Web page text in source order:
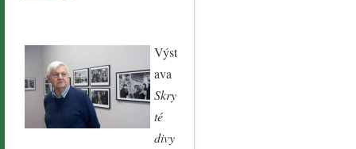
Výst
ava
Skry
té
divy